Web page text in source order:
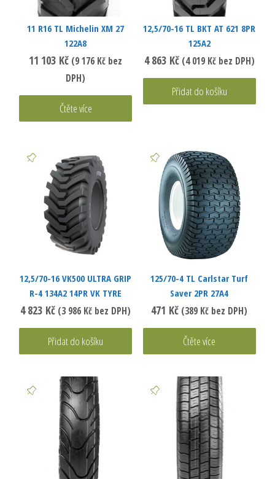
11 R16 TL Michelin XM 27
122A8
11 103 Kč (9 176 Kč bez
DPH)
Čtěte více
12,5/70-16 TL BKT AT 621 8PR
125A2
4 863 Kč (4 019 Kčbez DPH)
Přidat do košíku
12,5/70-16 VK500 ULTRA GRIP
R-4 134A2 14PR VK TYRE
4 823 Kč (3 986 Kč bez DPH)
Přidat do košíku
125/70-4 TL Carlstar Turf
Saver 2PR 27A4
471 Kč (389 Kč bez DPH)
Čtěte více